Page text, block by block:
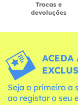
Trocas e
devoluções
ACEDA
Seja o primeiro a
ao registar o seu